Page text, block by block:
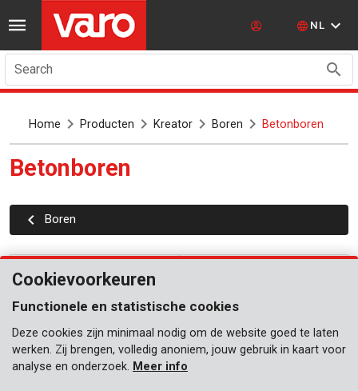
NL
Search
Home Producten Kreator Boren Betonboren
Betonboren
Boren
Cookievoorkeuren
Functionele en statistische cookies
Deze cookies zijn minimaal nodig om de website goed te laten
werken. Zij brengen, volledig anoniem, jouw gebruik in kaart voor
analyse en onderzoek. Meer info